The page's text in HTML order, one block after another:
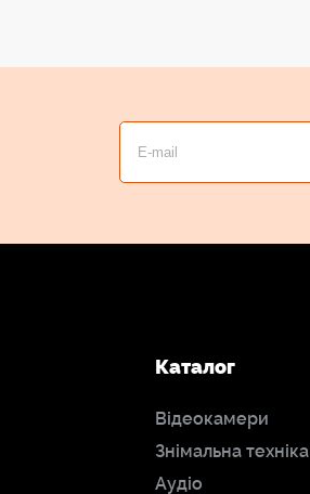
Каталог
Відеокамери
Знімальна техніка
Аудіо